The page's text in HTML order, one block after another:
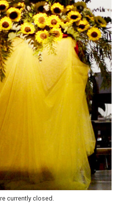
currently closed.